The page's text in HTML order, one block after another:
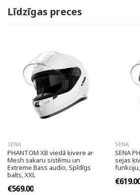
Līdzīgas preces
SENA
PHANTOM XB viedā ķivere ar
Mesh sakaru sistēmu un
Extreme Bass audio, Spīdīgs
balts, XXL
€569.00
SENA
SENA
sejas